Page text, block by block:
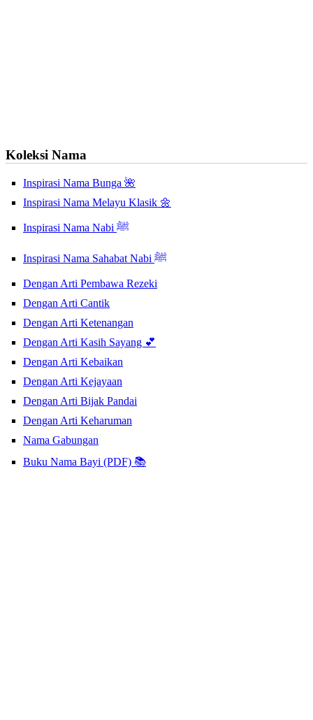
Koleksi Nama
Inspirasi Nama Bunga 🌺
Inspirasi Nama Melayu Klasik 🌼
Inspirasi Nama Nabi ﷺ
Inspirasi Nama Sahabat Nabi ﷺ
Dengan Arti Pembawa Rezeki
Dengan Arti Cantik
Dengan Arti Ketenangan
Dengan Arti Kasih Sayang 💕
Dengan Arti Kebaikan
Dengan Arti Kejayaan
Dengan Arti Bijak Pandai
Dengan Arti Keharuman
Nama Gabungan
Buku Nama Bayi (PDF) 📚